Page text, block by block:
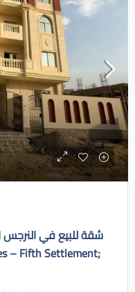
شقة للبيع في النرجس
– Fifth Settlement;